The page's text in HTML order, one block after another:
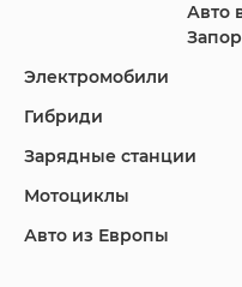
Lincoln
Авто
Электромобили
Гибриди
Зарядные станции
Мотоциклы
Авто из Европы